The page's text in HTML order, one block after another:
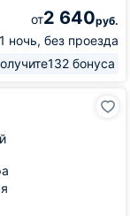
от2 640руб.
ночь, без проезда
132 бонуса